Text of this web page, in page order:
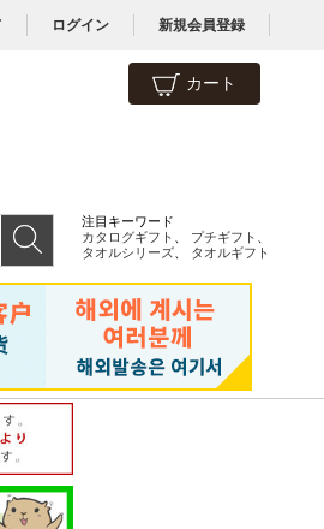
ログイン 新規会員登録
カート
注目キーワード
カタログギフト
プチギフト
タオルシリーズ
タオルギフト